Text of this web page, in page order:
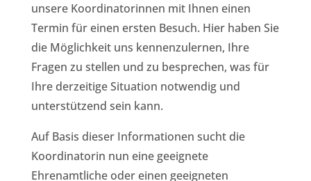
unsere Koordinatorinnen mit Ihnen einen
Termin für einen ersten Besuch. Hier haben Sie
die Möglichkeit uns kennenzulernen, Ihre
Fragen zu stellen und zu besprechen, was für
Ihre derzeitige Situation notwendig und
unterstützend sein kann.
Auf Basis dieser Informationen sucht die
Koordinatorin nun eine geeignete
Ehrenamtliche oder einen geeigneten